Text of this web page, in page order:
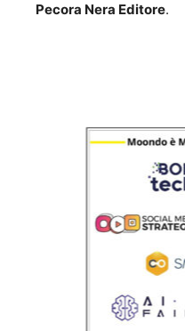
Pecora Nera Editore.